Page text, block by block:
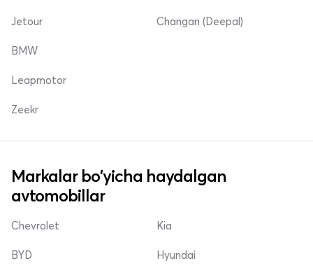
Jetour Changan (Deepal)
BMW
Leapmotor
Zeekr
Markalar bo'yicha haydalgan
avtomobillar
Chevrolet
BYD
Kia
Hyundai